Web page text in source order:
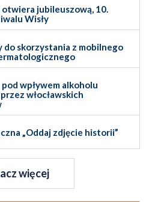
otwiera jubileuszową, 10.
Wisły
do skorzystania z mobilnego
wpływem alkoholu
włocławskich
„Oddaj zdjęcie historii”
więcej